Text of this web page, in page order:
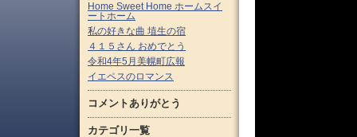
Home Sweet Home ホームスイ
ートホーム
私の好きな曲 埴生の宿
４１５さん おめでとう
令和4年5月美幌町広報
イエペスのロマンス
コメントありがとう
カテゴリ一覧